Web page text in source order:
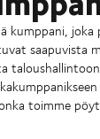
kumppani,
toimme